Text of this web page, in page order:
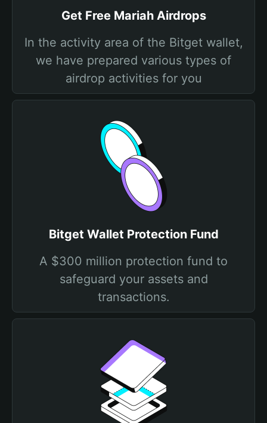
Get Free Mariah Airdrops
In the activity area of the Bitget wallet,
we have prepared various types of
airdrop activities for you
Bitget Wallet Protection Fund
A $300 million protection fund to
safeguard your assets and
transactions.